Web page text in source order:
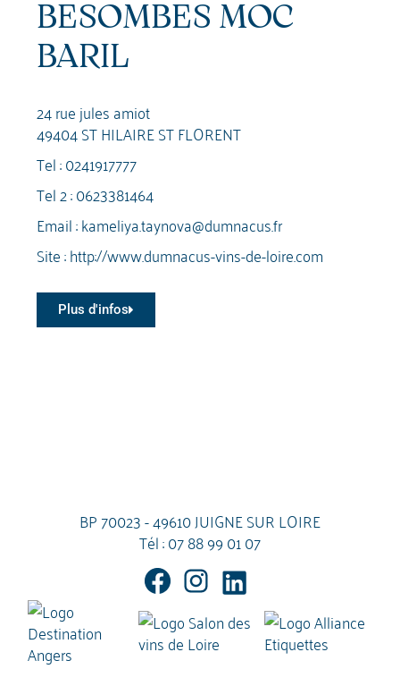
BESOMBES MOC
BARIL
24 rue jules amiot
49404 ST HILAIRE ST FLORENT
Tel :0241917777
Tel 2 :0623381464
Email :kameliya.taynova@dumnacus.fr
Site :http://www.dumnacus-vins-de-loire.com
Plus d'infos
BP 70023 - 49610 JUIGNE SUR LOIRE
Tél :07 88 99 01 07